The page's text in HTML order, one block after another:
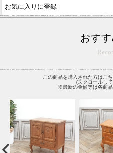
お気に入りに登録
おす
この商品を購入された方はこ
(スクロールし
※最新の金額等は各商